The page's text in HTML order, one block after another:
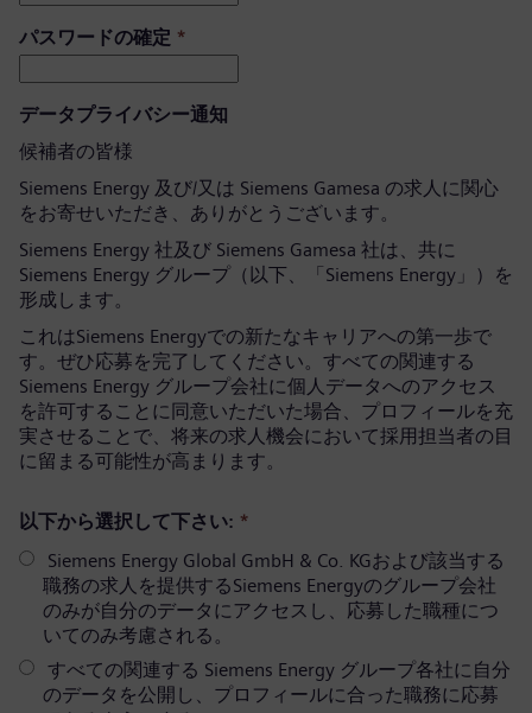
パスワードの確定 *
データプライバシー通知
候補者の皆様
Siemens Energy 及び/又は Siemens Gamesa の求人に関心
をお寄せいただき、ありがとうございます。
Siemens Energy 社及び Siemens Gamesa 社は、共に
Siemens Energy グループ（以下、「Siemens Energy」）を
形成します。
これはSiemens Energyでの新たなキャリアへの第一歩で
す。ぜひ応募を完了してください。すべての関連する
Siemens Energy グループ会社に個人データへのアクセス
を許可することに同意いただいた場合、プロフィールを充
実させることで、将来の求人機会において採用担当者の目
に留まる可能性が高まります。
以下から選択して下さい: *
Siemens Energy Global GmbH & Co. KGおよび該当する
職務の求人を提供するSiemens Energyのグループ会社
のみが自分のデータにアクセスし、応募した職種につ
いてのみ考慮される。
すべての関連する Siemens Energy グループ各社に自分
のデータを公開し、プロフィールに合った職務に応募